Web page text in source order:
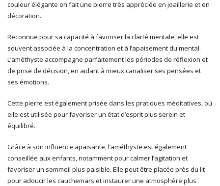
couleur élégante en fait une pierre très appréciée en joaillerie et en
décoration.
Reconnue pour sa capacité à favoriser la clarté mentale, elle est
souvent associée à la concentration et à l’apaisement du mental.
L’améthyste accompagne parfaitement les périodes de réflexion et
de prise de décision, en aidant à mieux canaliser ses pensées et
ses émotions.
Cette pierre est également prisée dans les pratiques méditatives, où
elle est utilisée pour favoriser un état d’esprit plus serein et
équilibré.
Grâce à son influence apaisante, l’améthyste est également
conseillée aux enfants, notamment pour calmer l’agitation et
favoriser un sommeil plus paisible. Elle peut être placée près du lit
pour adoucir les cauchemars et instaurer une atmosphère plus